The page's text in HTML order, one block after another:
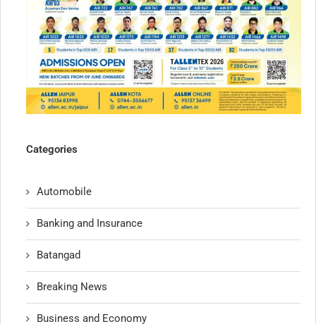
Categories
Automobile
Banking and Insurance
Batangad
Breaking News
Business and Economy